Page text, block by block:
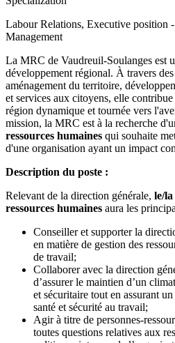
Labour Relations, Executive position
Management
La MRC de Vaudreuil-Soulanges est
développement régional. À travers
aménagement du territoire,
et services aux citoyens, elle
région dynamique et tournée vers
mission, la MRC est à la recherche
ressources humaines qui souhaite
d'une organisation ayant un impact
Description du poste :
Relevant de la direction générale, le/la
ressources humaines aura les
Conseiller et supporter la
en matière de gestion des
de travail;
Collaborer avec la direction
d’assurer le maintien d’un
et sécuritaire tout en assurant
santé et sécurité au travail;
Agir à titre de personnes-
toutes questions relatives aux